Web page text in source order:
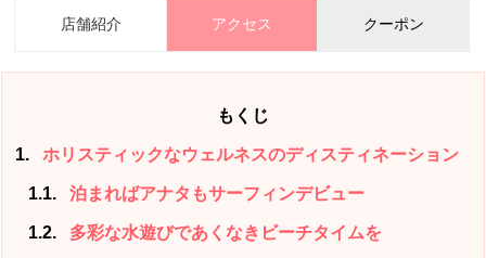
店舗紹介 アクセス クーポン
もくじ
1 ホリスティックなウェルネスのディスティネーション
1.1 泊まればアナタもサーフィンデビュー
1.2 多彩な水遊びであくなきビーチタイムを